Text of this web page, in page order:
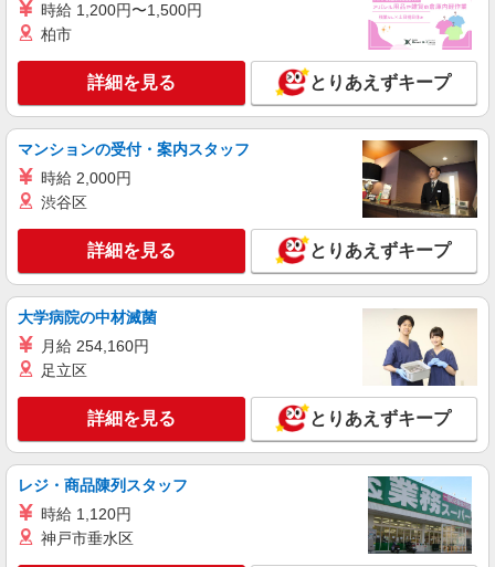
時給 1,200円〜1,500円
柏市
詳細を見る とりあえずキープ
マンションの受付・案内スタッフ
時給 2,000円
渋谷区
詳細を見る とりあえずキープ
大学病院の中材滅菌
月給 254,160円
足立区
詳細を見る とりあえずキープ
レジ・商品陳列スタッフ
時給 1,120円
神戸市垂水区